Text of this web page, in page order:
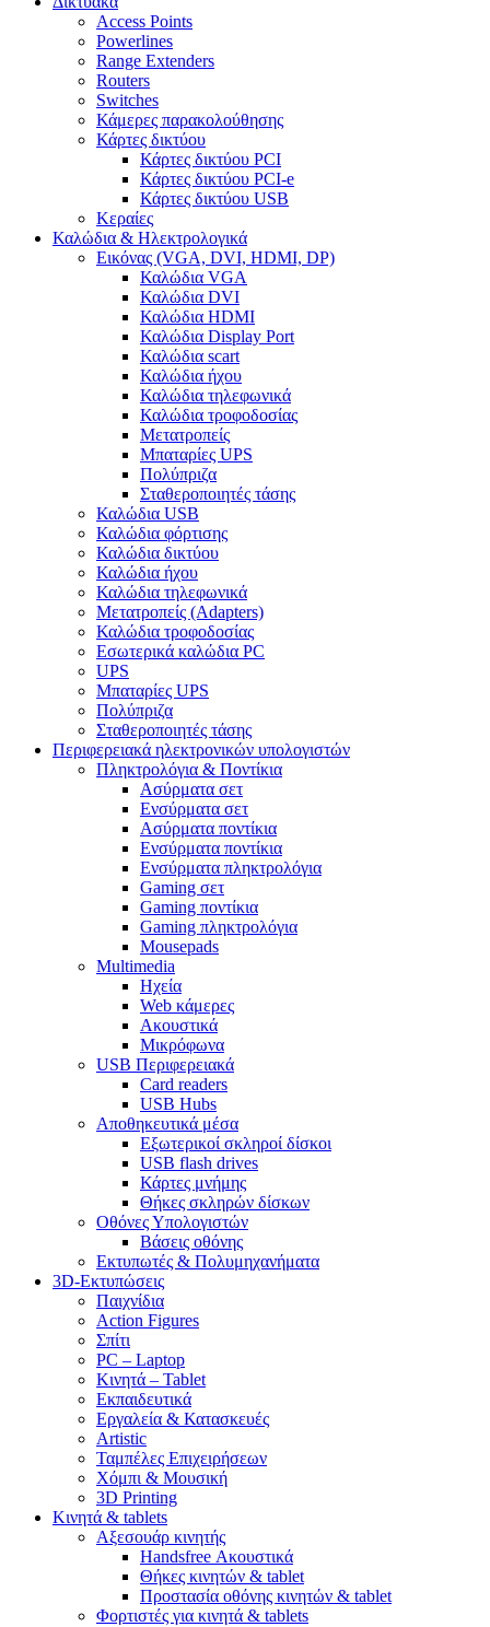
Access Points
Powerlines
Range Extenders
Routers
Switches
Κάμερες παρακολούθησης
Κάρτες δικτύου
Κάρτες δικτύου PCI
Κάρτες δικτύου PCI-e
Κάρτες δικτύου USB
Κεραίες
Καλώδια & Ηλεκτρολογικά
Εικόνας (VGA, DVI, HDMI, DP)
Καλώδια VGA
Καλώδια DVI
Καλώδια HDMI
Καλώδια Display Port
Καλώδια scart
Καλώδια ήχου
Καλώδια τηλεφωνικά
Καλώδια τροφοδοσίας
Μετατροπείς
Μπαταρίες UPS
Πολύπριζα
Σταθεροποιητές τάσης
Καλώδια USB
Καλώδια φόρτισης
Καλώδια δικτύου
Καλώδια ήχου
Καλώδια τηλεφωνικά
Μετατροπείς (Adapters)
Καλώδια τροφοδοσίας
Εσωτερικά καλώδια PC
UPS
Μπαταρίες UPS
Πολύπριζα
Σταθεροποιητές τάσης
Περιφερειακά ηλεκτρονικών υπολογιστών
Πληκτρολόγια & Ποντίκια
Ασύρματα σετ
Ενσύρματα σετ
Ασύρματα ποντίκια
Ενσύρματα ποντίκια
Ενσύρματα πληκτρολόγια
Gaming σετ
Gaming ποντίκια
Gaming πληκτρολόγια
Mousepads
Multimedia
Ηχεία
Web κάμερες
Ακουστικά
Μικρόφωνα
USB Περιφερειακά
Card readers
USB Hubs
Αποθηκευτικά μέσα
Εξωτερικοί σκληροί δίσκοι
USB flash drives
Κάρτες μνήμης
Θήκες σκληρών δίσκων
Οθόνες Υπολογιστών
Βάσεις οθόνης
Εκτυπωτές & Πολυμηχανήματα
3D-Εκτυπώσεις
Παιχνίδια
Action Figures
Σπίτι
PC – Laptop
Κινητά – Tablet
Εκπαιδευτικά
Εργαλεία & Κατασκευές
Artistic
Ταμπέλες Επιχειρήσεων
Χόμπι & Μουσική
3D Printing
Κινητά & tablets
Αξεσουάρ κινητής
Handsfree Ακουστικά
Θήκες κινητών & tablet
Προστασία οθόνης κινητών & tablet
Φορτιστές για κινητά & tablets